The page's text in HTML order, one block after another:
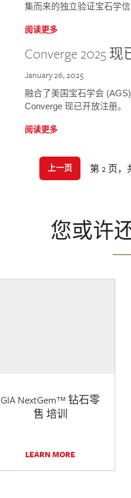
集而来的独立验证宝石学信
阅读更多
Converge 2025
January 26, 2025
融合了美国宝石学会
Converge 现已开放注册。
阅读更多
上一页 第 2 页，
您或许
GIA NextGem™ 钻石零
售 培训
LEARN MORE